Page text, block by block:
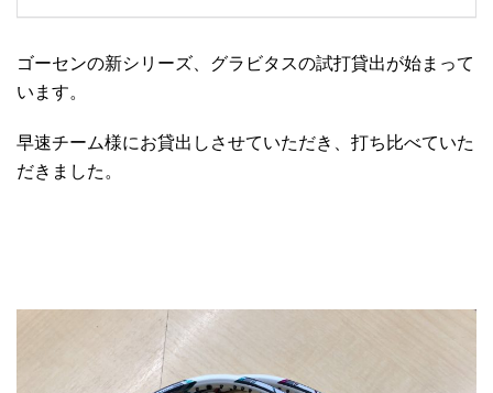
ゴーセンの新シリーズ、グラビタスの試打貸出が始まって
います。
早速チーム様にお貸出しさせていただき、打ち比べていた
だきました。